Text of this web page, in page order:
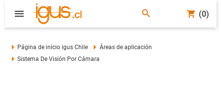
(0)
Página de inicio igus Chile
Áreas de aplicación
Sistema De Visión Por Cámara